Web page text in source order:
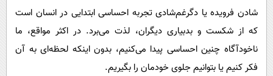
شادن فرویده یا دگرغم‌شادی تجربه احساسی ابتدایی در انسان است
که از شکست و بدبیاری دیگران، لذت می‌برد. در اکثر مواقع، ما
ناخودآگاه چنین احساسی پیدا می‌کنیم، بدون اینکه لحظه‌ای به آن
فکر کنیم یا بتوانیم جلوی خودمان را بگیریم.